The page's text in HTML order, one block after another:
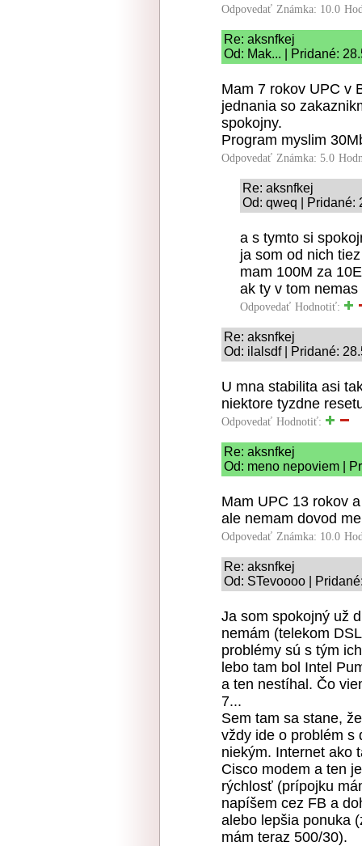
Odpovedať Známka: 10.0
Re: aksnfkej
Od: Mak... | Pridané:
Mam 7 rokov UPC v
jednania so
spokojny.
Program myslim
Odpovedať Známka: 5.0
Re: aksnfkej
Od: qweq | Pridané:
a s tymto si
ja som od nich
mam 100M za 10E
ak ty v tom
Odpovedať Hodnotiť:
Re: aksnfkej
Od: ilalsdf | Pridané:
U mna stabilita asi
niektore tyzdne
Odpovedať Hodnotiť:
Re: aksnfkej
Od: meno nepoviem |
Mam UPC 13 rokov
ale nemam dovod
Odpovedať Známka: 10.0
Re: aksnfkej
Od: STevoooo |
Ja som spokojný už
nemám (telekom
problémy sú s tým
lebo tam bol Intel
a ten nestíhal. Čo
7...
Sem tam sa stane,
vždy ide o problém s
niekým. Internet ako
Cisco modem a ten
rýchlosť (prípojku
napíšem cez FB a
alebo lepšia ponuka
mám teraz 500/30).